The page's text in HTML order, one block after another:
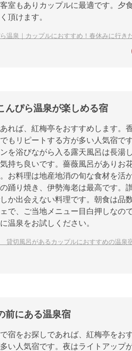
室もありカップルに最適です。夕
頂けます。
温泉｜カップルにおすすめ！春休みに行き
んぴら温泉が楽しめる宿
れば、紅梅亭をおすすめします。
もリピートする方が多い人気宿で
を浴びながら入る露天風呂は長湯
持ち良いです。薔薇風呂がありお
お料理は地産地消の旬な食材を活
踊り焼き、伊勢海老は最高です。
か出会えない料理です。朝食は品
で、ご当地メニュー目白押しなの
温泉をお試しください。
貸切風呂があるカップルにおすすめの温泉
前にある温泉宿
宿をお探しであれば、紅梅亭をお
い人気宿です。夜はライトアップ